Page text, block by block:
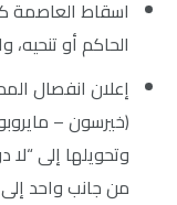
اسقاط العاصمة
الحاكم أو تنحيه،
إعلان انفصال
(خيرسون –
وتحويلها إلى
من جانب واحد إلى